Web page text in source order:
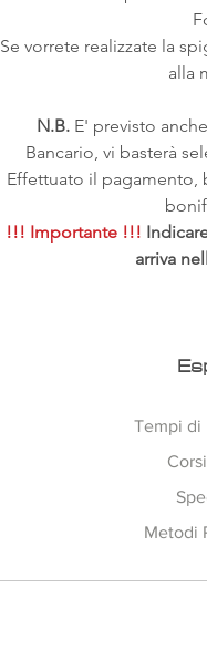
Se vorrete realizzate la
alla
N.B. E' previsto
Bancario, vi basterà
Effettuato il pagamento,
!!! Importante !!!
arriva
Tempi di
Metodi